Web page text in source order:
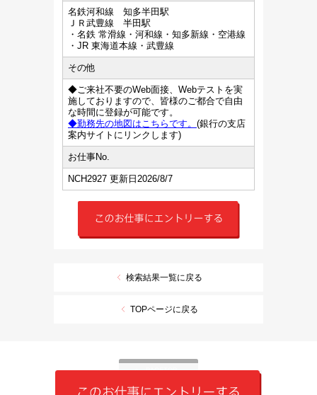
名鉄河和線 知多半田駅
ＪＲ武豊線 半田駅
・名鉄 常滑線・河和線・知多新線・空港線
・JR 東海道本線・武豊線
その他
◆ご来社不要のWeb面接、Webテストを実
施しておりますので、皆様のご都合で自由
な時間に登録が可能です。
◆勤務先の地図はこちらです。 (銀行の支店
案内サイトにリンクします)
お仕事No.
NCH2927 更新日2026/8/7
検索結果一覧に戻る
TOPページに戻る